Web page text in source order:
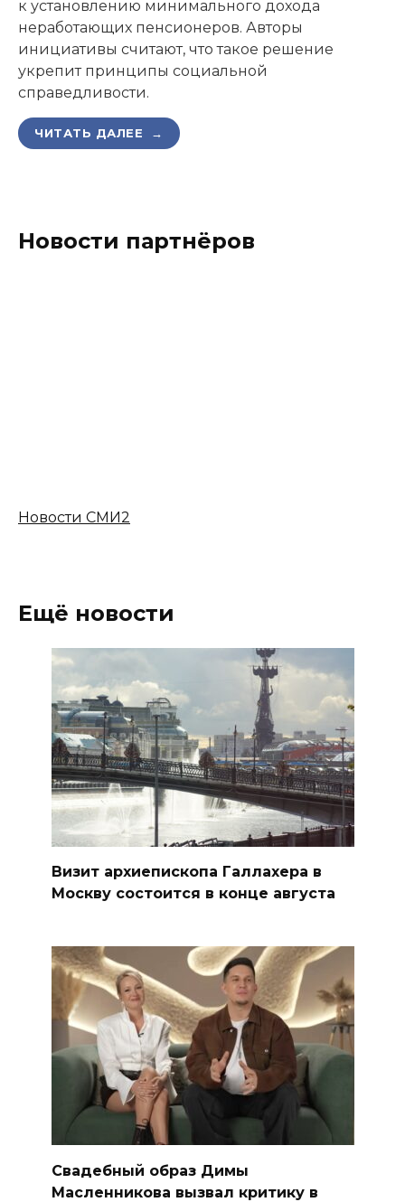
к установлению минимального дохода
неработающих пенсионеров. Авторы
инициативы считают, что такое решение
укрепит принципы социальной
справедливости.
ЧИТАТЬ ДАЛЕЕ →
Новости партнёров
Новости СМИ2
Ещё новости
Визит архиепископа Галлахера в
Москву состоится в конце августа
Свадебный образ Димы
Масленникова вызвал критику в